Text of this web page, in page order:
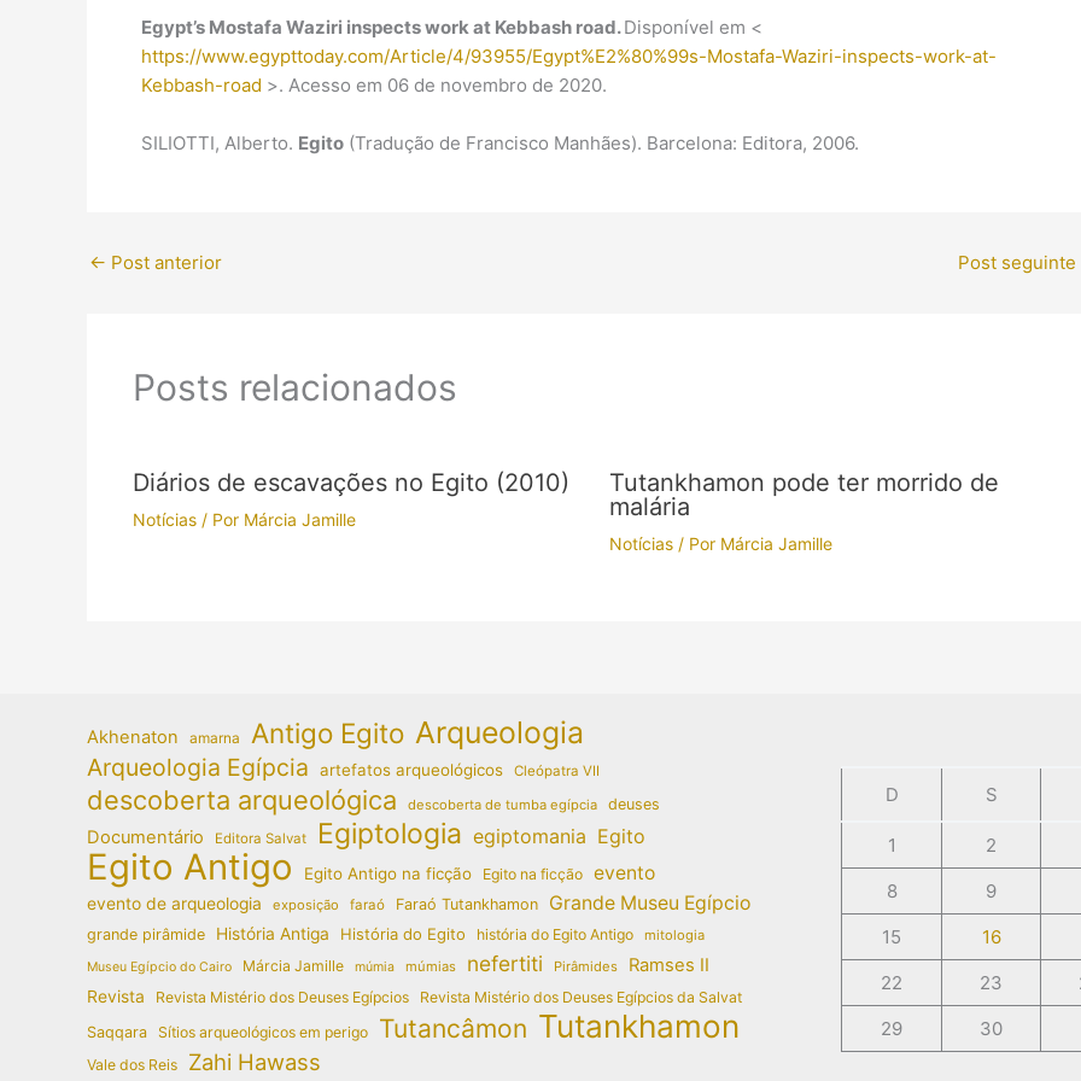
Egypt’s Mostafa Waziri inspects work at Kebbash road.Disponível em <
https://www.egypttoday.com/Article/4/93955/Egypt%E2%80%99s-Mostafa-Waziri-inspects-work-at-
Kebbash-road >. Acesso em 06 de novembro de 2020.
SILIOTTI, Alberto. Egito (Tradução de Francisco Manhães). Barcelona: Editora, 2006.
← Post anterior Post seguinte
Posts relacionados
Diários de escavações no Egito (2010)
Notícias/ Por Márcia Jamille
Tutankhamon pode ter morrido de
malária
Notícias/ Por Márcia Jamille
Akhenaton amarna Antigo Egito Arqueologia
Arqueologia Egípcia artefatos arqueológicos Cleópatra VII
descoberta arqueológica descoberta de tumba egípcia deuses
Documentário Editora Salvat Egiptologia egiptomania Egito
Egito Antigo Egito Antigo na ficção Egito na ficção evento
evento de arqueologia exposição faraó Faraó Tutankhamon Grande Museu Egípcio
grande pirâmide História Antiga História do Egito história do Egito Antigo mitologia
Museu Egípcio do Cairo Márcia Jamille múmia múmias nefertiti Pirâmides Ramses II
Revista Revista Mistério dos Deuses Egípcios
Revista Mistério dos Deuses Egípcios da Salvat
Saqqara Sítios arqueológicos em perigo Tutancâmon Tutankhamon
Vale dos Reis Zahi Hawass
D S
1
2
8
9
15
16
22
23
29
30